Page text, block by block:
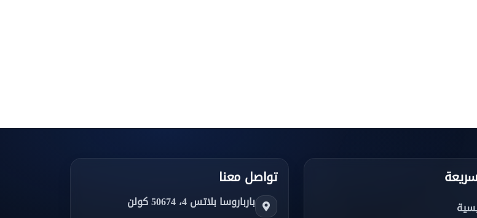
تواصل معنا
بارباروسا بلاتس 4، 50674 كولن